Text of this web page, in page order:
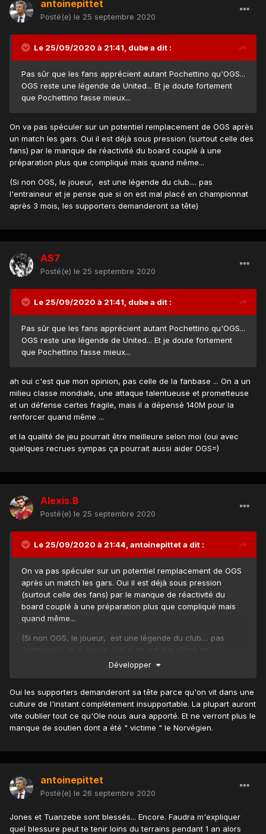
antoinepittet
Posté(e) le 25 septembre 2020
Le 25/09/2020 à 21:41, dubea dit :
Pas sûr que les fans apprécient autant Pochettino qu'OGS...
OGS reste une légende de United... Et je doute fortement
que Pochettino fasse mieux...
On va pas spéculer sur un potentiel remplacement de OGS après
un match les gars. Oui il est déjà sous pression (surtout celle des
fans) par le manque de réactivité du board couplé à une
préparation plus que compliqué mais quand même...
(Si non OGS, le joueur, est une légende du club.... pas
l'entraineur et je pense que si on est mal placé en championnat
après 3 mois, les supporters demanderont sa tête)
AS7
Posté(e) le 25 septembre 2020
Le 25/09/2020 à 21:41, dubea dit :
Pas sûr que les fans apprécient autant Pochettino qu'OGS...
OGS reste une légende de United... Et je doute fortement
que Pochettino fasse mieux...
ah oui c'est que mon opinion, pas celle de la fanbase ... On a un
milieu classe mondiale, une attaque talentueuse et prometteuse
et un défense certes fragile, mais il a dépensé 140M pour la
renforcer quand même ...
et la qualité de jeu pourrait être meilleure selon moi (oui avec
quelques recrues sympas ça pourrait aussi aider OGS=)
Alexis.B
Posté(e) le 25 septembre 2020
Le 25/09/2020 à 21:44, antoinepitteta dit :
On va pas spéculer sur un potentiel remplacement de OGS
après un match les gars. Oui il est déjà sous pression
(surtout celle des fans) par le manque de réactivité du
board couplé à une préparation plus que compliqué mais
quand même...
(Si non OGS, le joueur, est une légende du club.... pas
l'entraineur et je pense que si on est mal placé en
championnat après 3 mois, les supporters demanderont sa
Développer
Oui les supporters demanderont sa tête parce qu'on vit dans une
culture de l'instant complètement insupportable. La plupart auront
vite oublier tout ce qu'Ole nous aura apporté. Et ne verront plus le
manque de soutien dont a été " victime " le Norvégien.
antoinepittet
Posté(e) le 26 septembre 2020
Jones et Tuanzebe sont blessés... Encore. Faudra m'expliquer
quel blessure peut te tenir loins du terrains pendant 1 an alors